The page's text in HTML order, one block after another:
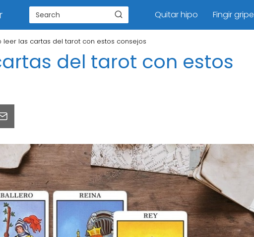
Quitar hipo Fingir gripe
leer las cartas del tarot con estos consejos
del tarot con estos